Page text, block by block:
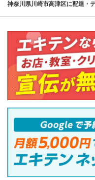
神奈川県川崎市高津区に配達・